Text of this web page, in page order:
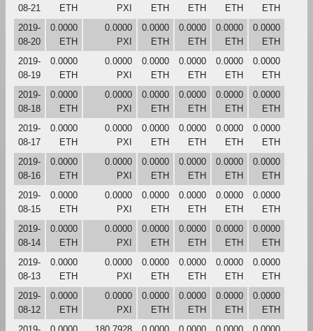
08-21
ETH
PXI
ETH
ETH
ETH
ETH
2019-
08-20
0.0000
ETH
0.0000
PXI
0.0000
ETH
0.0000
ETH
0.0000
ETH
0.0000
ETH
2019-
08-19
0.0000
ETH
0.0000
PXI
0.0000
ETH
0.0000
ETH
0.0000
ETH
0.0000
ETH
2019-
08-18
0.0000
ETH
0.0000
PXI
0.0000
ETH
0.0000
ETH
0.0000
ETH
0.0000
ETH
2019-
08-17
0.0000
ETH
0.0000
PXI
0.0000
ETH
0.0000
ETH
0.0000
ETH
0.0000
ETH
2019-
08-16
0.0000
ETH
0.0000
PXI
0.0000
ETH
0.0000
ETH
0.0000
ETH
0.0000
ETH
2019-
08-15
0.0000
ETH
0.0000
PXI
0.0000
ETH
0.0000
ETH
0.0000
ETH
0.0000
ETH
2019-
08-14
0.0000
ETH
0.0000
PXI
0.0000
ETH
0.0000
ETH
0.0000
ETH
0.0000
ETH
2019-
08-13
0.0000
ETH
0.0000
PXI
0.0000
ETH
0.0000
ETH
0.0000
ETH
0.0000
ETH
2019-
08-12
0.0000
ETH
0.0000
PXI
0.0000
ETH
0.0000
ETH
0.0000
ETH
0.0000
ETH